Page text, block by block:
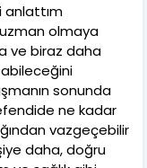
anlattım
olmaya
ve biraz daha
sonunda
ne kadar
vazgeçebilir
daha, doğru